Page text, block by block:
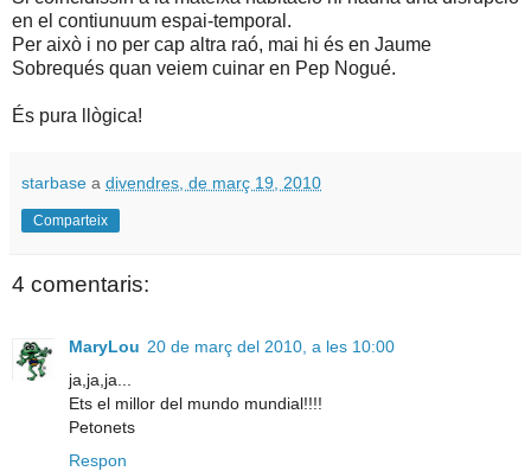
en el contiunuum espai-temporal.
Per això i no per cap altra raó, mai hi és en Jaume
Sobrequés quan veiem cuinar en Pep Nogué.
És pura llògica!
starbase a divendres, de març 19, 2010
Comparteix
4 comentaris:
MaryLou 20 de març del 2010, a les 10:00
ja,ja,ja...
Ets el millor del mundo mundial!!!!
Petonets
Respon